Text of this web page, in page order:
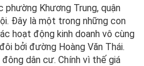
phường Khương Trung, quận
Đây là một trong những con
hoạt động kinh doanh vô cùng
bởi đường Hoàng Văn Thái.
dân cư. Chính vì thế giá